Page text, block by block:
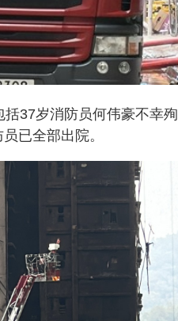
37岁消防员何伟豪不幸殉
已全部出院。